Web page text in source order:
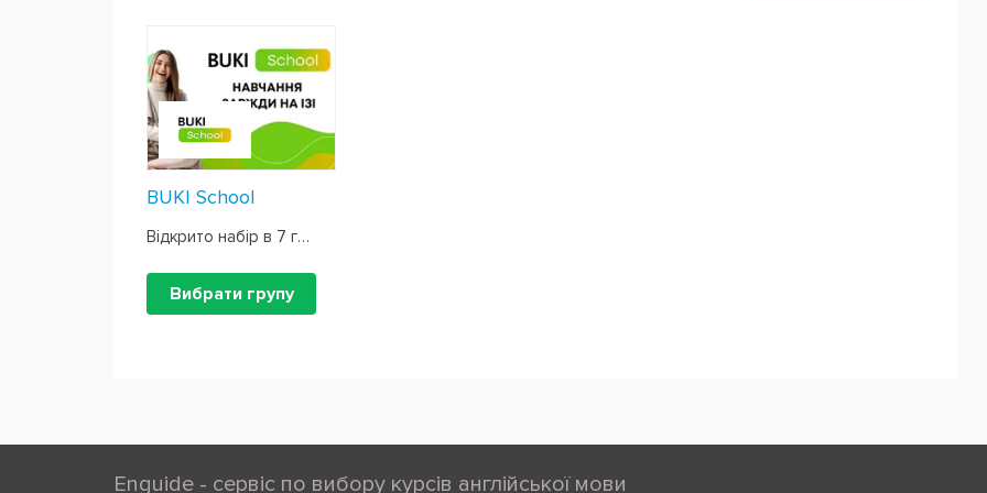
BUKI School
Відкрито набір в 7 груп
Вибрати групу
Enguide - сервіс по вибору курсів англійської мови